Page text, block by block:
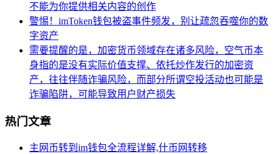
不能为你提供相关内容的创作
警惕！imToken钱包被盗事件频发，别让疏忽吞噬你的数
字资产
需要提醒的是，加密货币领域存在诸多风险，空气币本
身指的是没有实际价值支撑、依托炒作发行的加密资
产，往往伴随诈骗风险，而部分所谓空投活动也可能是
诈骗陷阱，可能导致用户财产损失
热门文章
主网币转到im钱包全流程详解,什币网转移